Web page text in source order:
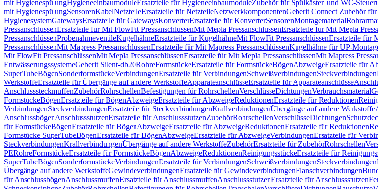
mit HygienespülungHygieneeinbaumoduleErsatzteile für HygieneeinbaumoduleZubehör für Spülkästen und WC-
mit HygienespülungSensorenKabelNetzteileErsatzteile für NetzteileNetzwerkkomponentenGeberit Connect Zubehör
HygienesystemGatewaysErsatzteile für GatewaysKonverterErsatzteile für KonverterSensorenMontagematerial
PressanschlüssenErsatzteile für Mit FlowFit PressanschlüssenMit Mepla PressanschlüssenErsatzteile für Mit Mepla
PressanschlüssenProbenahmeventileKugelhähneErsatzteile für KugelhähneMit FlowFit PressanschlüssenErsatzteile für
PressanschlüssenMit Mapress PressanschlüssenErsatzteile für Mit Mapress PressanschlüssenKugelhähne für UP-
Mit FlowFit PressanschlüssenMit Mepla PressanschlüssenErsatzteile für Mit Mepla PressanschlüssenMit Mapress
EntwässerungssystemeGeberit Silent-db20RohreFormstückeErsatzteile für FormstückeBögenAbzweigeErsatzteile für
SuperTubeBögenSonderformstückeVerbindungenErsatzteile für VerbindungenSchweißverbindungenSteckverbindungen
WerkstoffeErsatzteile für Übergänge auf andere WerkstoffeApparateanschlüsseErsatzteile für Apparateanschlüsse
AnschlusssteckmuffenZubehörRohrschellenBefestigungen für RohrschellenVerschlüsseDichtungenVerbrauchsmaterial
FormstückeBögenErsatzteile für BögenAbzweigeErsatzteile für AbzweigeReduktionenErsatzteile für Reduktionen
VerbindungenSteckverbindungenErsatzteile für SteckverbindungenKrallverbindungenÜbergänge auf andere Werkstoffe
AnschlussbögenAnschlussstutzenErsatzteile für AnschlussstutzenZubehörRohrschellenVerschlüsseDichtungen
für FormstückeBögenErsatzteile für BögenAbzweigeErsatzteile für AbzweigeReduktionenErsatzteile für Reduktionen
Formstücke SuperTubeBögenErsatzteile für BögenAbzweigeErsatzteile für AbzweigeVerbindungenErsatzteile für
SteckverbindungenKrallverbindungenÜbergänge auf andere WerkstoffeZubehörErsatzteile für ZubehörRohrschellen
PERohreFormstückeErsatzteile für FormstückeBögenAbzweigeReduktionenReinigungsstückeErsatzteile für
SuperTubeBögenSonderformstückeVerbindungenErsatzteile für VerbindungenSchweißverbindungenSteckverbindungen
Übergänge auf andere WerkstoffeGewindeverbindungenErsatzteile für GewindeverbindungenFlanschverbindungen
für AnschlussbögenAnschlussmuffenErsatzteile für AnschlussmuffenAnschlussstutzenErsatzteile für Anschlussstutzen